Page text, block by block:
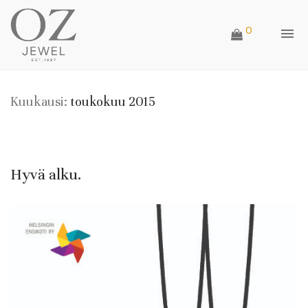
0
Kuukausi: toukokuu 2015
Hyvä alku.